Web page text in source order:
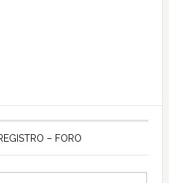
– FORO